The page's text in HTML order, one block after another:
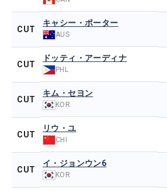
CUT
キャシー・ポーター
AUS
CUT
ドッティ・アーディナ
PHL
CUT
キム・セヨン
KOR
CUT
リウ・ユ
CHI
CUT
イ・ジョンウン6
KOR